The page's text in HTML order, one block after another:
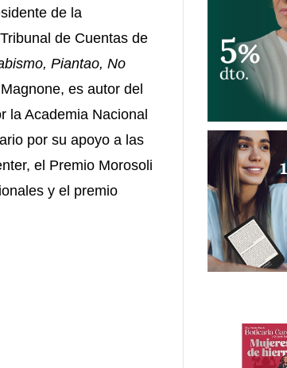
de la
de Cuentas de
Piantao, No
es autor del
la Academia Nacional
por su apoyo a las
el Premio Morosoli
y el premio